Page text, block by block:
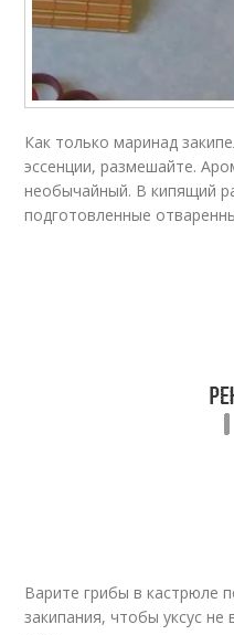
Как только маринад
эссенции, размешайте.
необычайный. В кипящий
подготовленные
Варите грибы в кастрюле
закипания, чтобы уксус